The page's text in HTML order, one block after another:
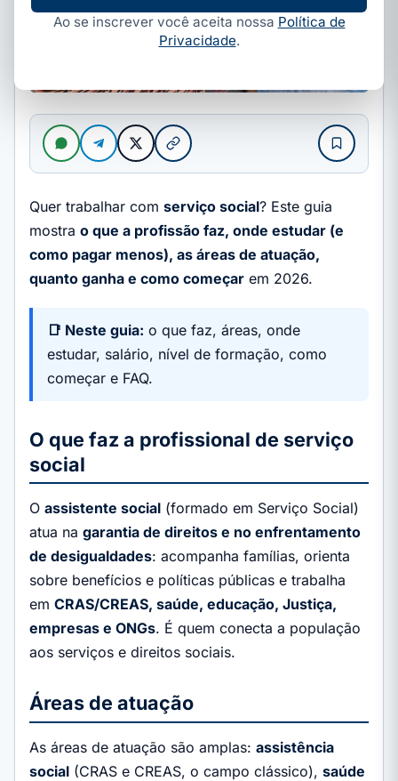
Quer trabalhar com serviço social? Este guia
mostra o que a profissão faz, onde estudar (e
como pagar menos), as áreas de atuação,
quanto ganha e como começar em 2026.
📑 Neste guia: o que faz, áreas, onde
estudar, salário, nível de formação, como
começar e FAQ.
O que faz a profissional de serviço
social
O assistente social (formado em Serviço Social)
atua na garantia de direitos e no enfrentamento
de desigualdades: acompanha famílias, orienta
sobre benefícios e políticas públicas e trabalha
em CRAS/CREAS, saúde, educação, Justiça,
empresas e ONGs. É quem conecta a população
aos serviços e direitos sociais.
Áreas de atuação
As áreas de atuação são amplas: assistência
social (CRAS e CREAS, o campo clássico), saúde
Ao se inscrever você aceita nossa Política de
Privacidade.